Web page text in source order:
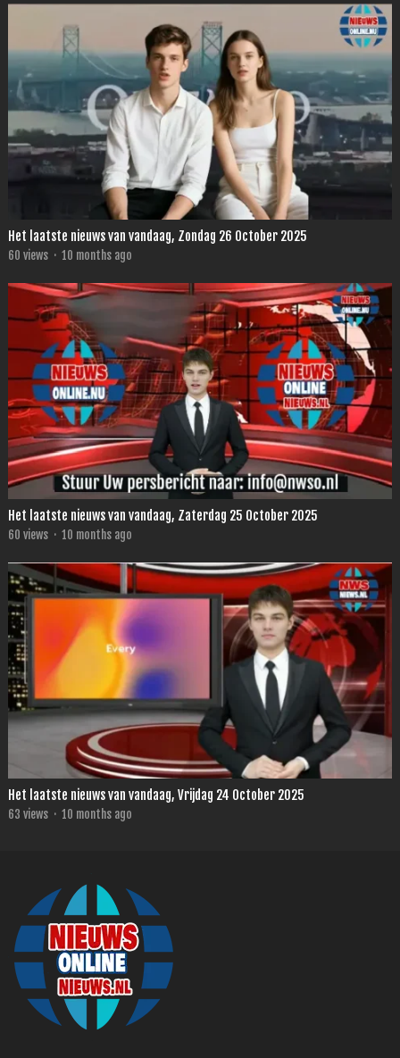
Het laatste nieuws van vandaag, Zondag 26 October 2025
60 views · 10 months ago
Het laatste nieuws van vandaag, Zaterdag 25 October 2025
60 views · 10 months ago
Het laatste nieuws van vandaag, Vrijdag 24 October 2025
63 views · 10 months ago